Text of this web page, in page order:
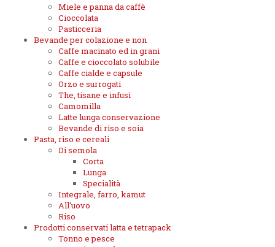
Miele e panna da caffè
Cioccolata
Pasticceria
Bevande per colazione e non
Caffe macinato ed in grani
Caffe e cioccolato solubile
Caffe cialde e capsule
Orzo e surrogati
The, tisane e infusi
Camomilla
Latte lunga conservazione
Bevande di riso e soia
Pasta, riso e cereali
Di semola
Corta
Lunga
Specialità
Integrale, farro, kamut
All'uovo
Riso
Prodotti conservati latta e tetrapack
Tonno e pesce